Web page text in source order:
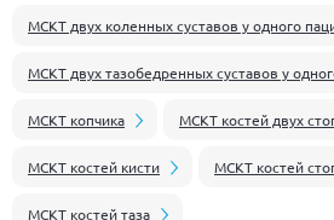
МСКТ двух коленных суставов у одного
МСКТ двух тазобедренных суставов у
МСКТ копчика МСКТ костей двух
МСКТ костей кисти МСКТ костей
МСКТ костей таза